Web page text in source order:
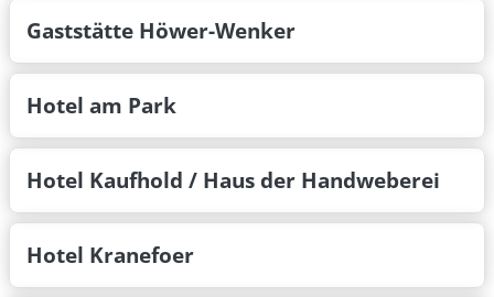
Gaststätte Höwer-Wenker
Hotel am Park
Hotel Kaufhold / Haus der Handweberei
Hotel Kranefoer